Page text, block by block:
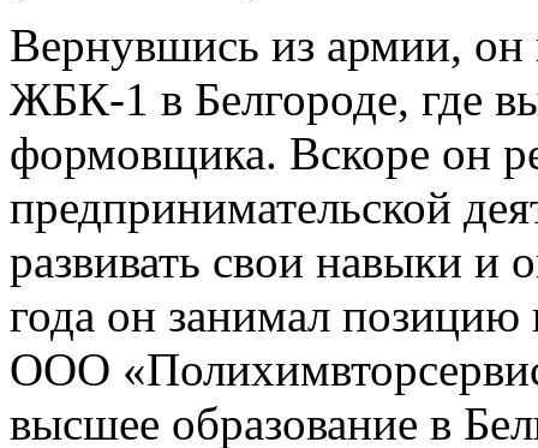
Вернувшись из армии, он
ЖБК-1 в Белгороде, где
формовщика. Вскоре он
предпринимательской
развивать свои навыки и
года он занимал позицию
ООО
высшее образование в